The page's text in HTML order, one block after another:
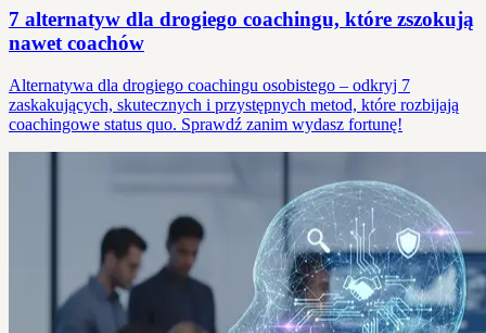
7 alternatyw dla drogiego coachingu, które zszokują
nawet coachów
Alternatywa dla drogiego coachingu osobistego – odkryj 7
zaskakujących, skutecznych i przystępnych metod, które rozbijają
coachingowe status quo. Sprawdź zanim wydasz fortunę!